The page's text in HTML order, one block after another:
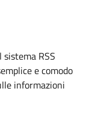
RSS
e comodo
informazioni